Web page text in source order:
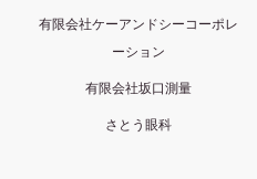
有限会社ケーアンドシーコーポレ
ーション
有限会社坂口測量
さとう眼科